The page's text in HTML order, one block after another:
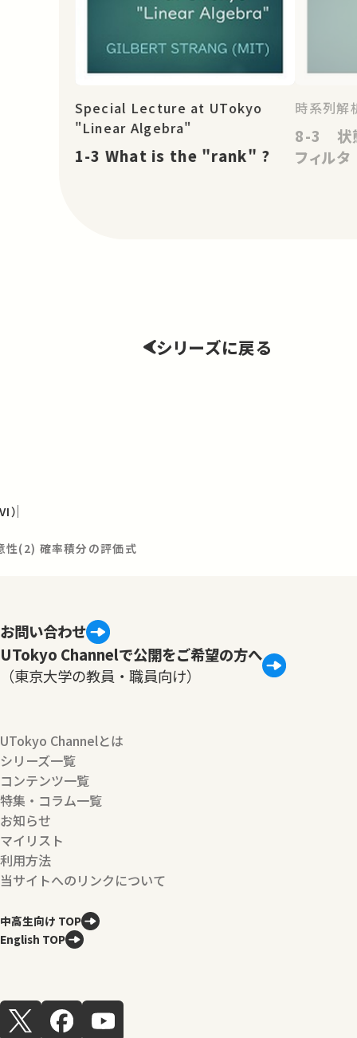
Special Lecture at UTokyo
"Linear Algebra"
1-3 What is the "rank" ?
時系列解
8-3 状
フィルタ
シリーズに戻る
）
(2) 確率積分の評価式
お問い合わせ
UTokyo Channelで公開をご希望の方へ
（東京大学の教員・職員向け）
UTokyo Channelとは
シリーズ一覧
コンテンツ一覧
特集・コラム一覧
お知らせ
マイリスト
利用方法
当サイトへのリンクについて
中高生向け TOP
English TOP